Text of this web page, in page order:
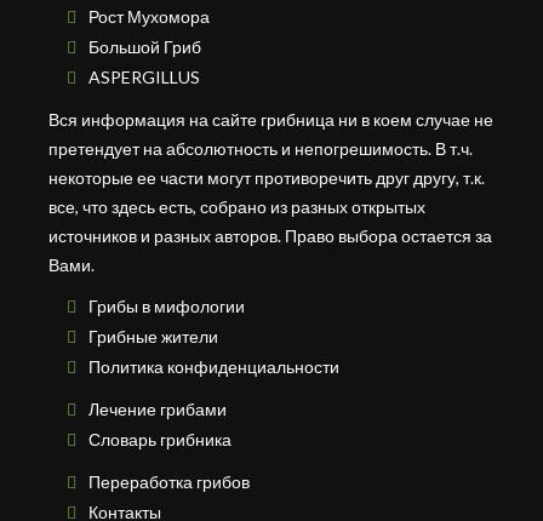
Рост Мухомора
Большой Гриб
ASPERGILLUS
Вся информация на сайте грибница ни в коем случае не
претендует на абсолютность и непогрешимость. В т.ч.
некоторые ее части могут противоречить друг другу, т.к.
все, что здесь есть, собрано из разных открытых
источников и разных авторов. Право выбора остается за
Вами.
Грибы в мифологии
Грибные жители
Политика конфиденциальности
Лечение грибами
Словарь грибника
Переработка грибов
Контакты